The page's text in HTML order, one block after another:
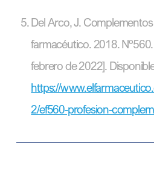
Del Arco, J.
farmacéutico. 2018.
febrero de 2022].
https://
2/ef560-profesion-